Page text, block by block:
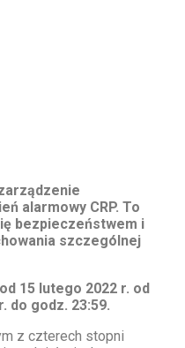
alarmowy CRP. To
bezpieczeństwem i
szczególnej
15 lutego 2022 r. od
do godz. 23:59.
z czterech stopni